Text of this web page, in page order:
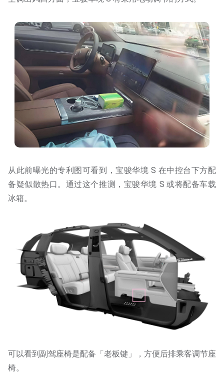
从此前曝光的专利图可看到，宝骏华境 S 在中控台下方配
备疑似散热口。通过这个推测，宝骏华境 S 或将配备车载
冰箱。
可以看到副驾座椅是配备「老板键」，方便后排乘客调节座
椅。